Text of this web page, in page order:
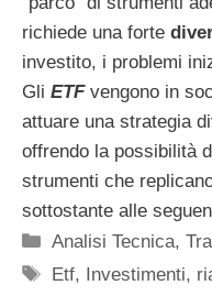
richiede una forte
investito, i problemi
Gli ETFvengono in
attuare una strategia
offrendo la possibilità
strumenti che
sottostante alle
Categorie
Analisi Tecnica,
Tag
Etf, Investimenti,